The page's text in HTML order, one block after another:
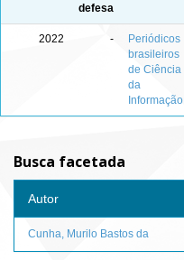
defesa
2022 -
Periódicos
brasileiros
de Ciência
da
Informação
Busca facetada
Autor
Cunha, Murilo Bastos da